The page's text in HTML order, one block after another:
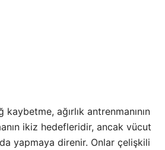
ağırlık antrenmanının
ikiz hedefleridir, ancak vücut
yapmaya direnir. Onlar çelişkili